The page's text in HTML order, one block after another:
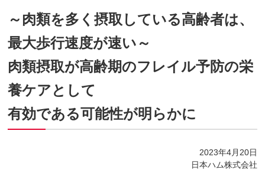
～肉類を多く摂取している高齢者は、
最大歩行速度が速い～
肉類摂取が高齢期のフレイル予防の栄
養ケアとして
有効である可能性が明らかに
2023年4月20日
日本ハム株式会社